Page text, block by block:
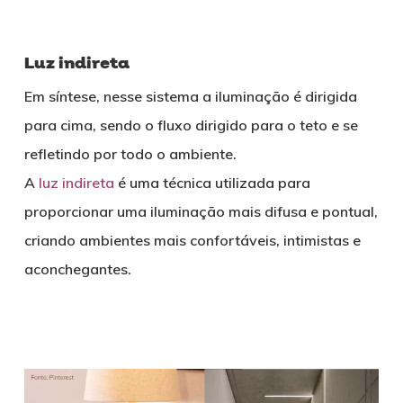
Luz indireta
Em síntese, nesse sistema a iluminação é dirigida
para cima, sendo o fluxo dirigido para o teto e se
refletindo por todo o ambiente.
A luz indireta é uma técnica utilizada para
proporcionar uma iluminação mais difusa e pontual,
criando ambientes mais confortáveis, intimistas e
aconchegantes.